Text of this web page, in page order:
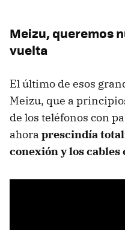
Meizu, queremos
vuelta
El último de esos
Meizu, que a
de los teléfonos con
ahora prescindía
conexión y los cables